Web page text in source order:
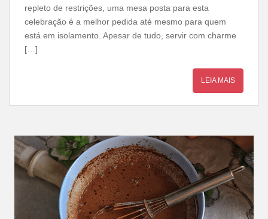
repleto de restrições, uma mesa posta para esta
celebração é a melhor pedida até mesmo para quem
está em isolamento. Apesar de tudo, servir com charme
[…]
LEIA MAIS